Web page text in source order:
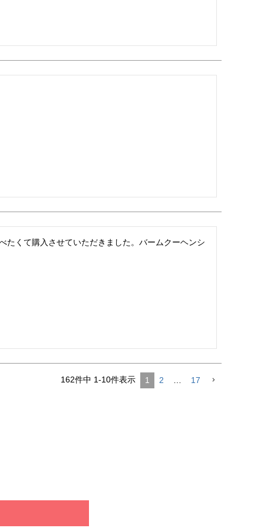
たくて購入させていただきました。バームクーヘンシ
162件中 1-10件表示 1 2 17